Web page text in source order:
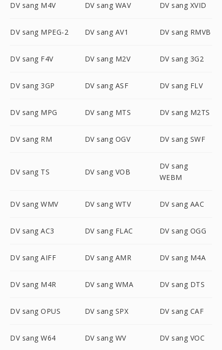
DV sang M4V DV sang WAV DV sang XVID
DV sang MPEG-2 DV sang AV1 DV sang RMVB
DV sang F4V DV sang M2V DV sang 3G2
DV sang 3GP DV sang ASF DV sang FLV
DV sang MPG DV sang MTS DV sang M2TS
DV sang RM DV sang OGV DV sang SWF
DV sang TS DV sang VOB
DV sang
WEBM
DV sang WMV DV sang WTV DV sang AAC
DV sang AC3 DV sang FLAC DV sang OGG
DV sang AIFF DV sang AMR DV sang M4A
DV sang M4R DV sang WMA DV sang DTS
DV sang OPUS DV sang SPX DV sang CAF
DV sang W64 DV sang WV DV sang VOC